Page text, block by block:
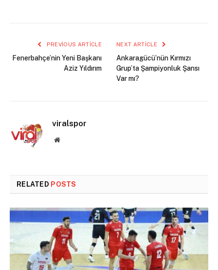
PREVIOUS ARTICLE
Fenerbahçe’nin Yeni Başkanı
Aziz Yıldırım
NEXT ARTICLE
Ankaragücü’nün Kırmızı
Grup’ta Şampiyonluk Şansı
Var mı?
viralspor
Website
RELATED POSTS